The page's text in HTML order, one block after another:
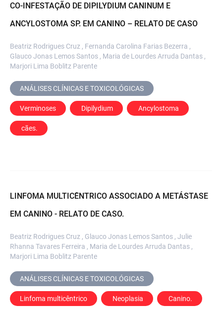
CO-INFESTAÇÃO DE DIPILYDIUM CANINUM E
ANCYLOSTOMA SP. EM CANINO – RELATO DE CASO
Beatriz Rodrigues Cruz , Fernanda Carolina Farias Bezerra ,
Glauco Jonas Lemos Santos , Maria de Lourdes Arruda Dantas ,
Marjori Lima Boblitz Parente
ANÁLISES CLÍNICAS E TOXICOLÓGICAS
Verminoses Dipilydium Ancylostoma
cães.
LINFOMA MULTICÊNTRICO ASSOCIADO A METÁSTASE
EM CANINO - RELATO DE CASO.
Beatriz Rodrigues Cruz , Glauco Jonas Lemos Santos , Julie
Rhanna Tavares Ferreira , Maria de Lourdes Arruda Dantas ,
Marjori Lima Boblitz Parente
ANÁLISES CLÍNICAS E TOXICOLÓGICAS
Linfoma multicêntrico Neoplasia Canino.